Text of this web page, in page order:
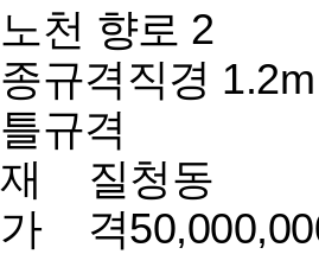
노천 향로 2
종규격직경
틀규격
재 질청동
가 격